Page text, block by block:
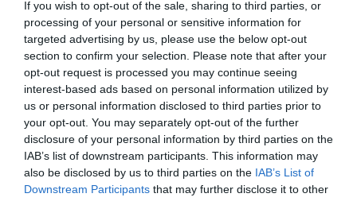
If you wish to opt-out of the sale, sharing to third parties, or
processing of your personal or sensitive information for
targeted advertising by us, please use the below opt-out
section to confirm your selection. Please note that after your
opt-out request is processed you may continue seeing
interest-based ads based on personal information utilized by
us or personal information disclosed to third parties prior to
your opt-out. You may separately opt-out of the further
disclosure of your personal information by third parties on the
IAB’s list of downstream participants. This information may
also be disclosed by us to third parties on the IAB’s List of
Downstream Participants that may further disclose it to other
Médio Oriente e na Ucrânia, riscos de escassez no
abastecimento de combustível, preços de
combustível elevados durante mais tempo para os
20% não cobertos, choques macroeconómicos,
greves e má gestão do controlo do tráfego aéreo
europeu", concluiu O'Leary.